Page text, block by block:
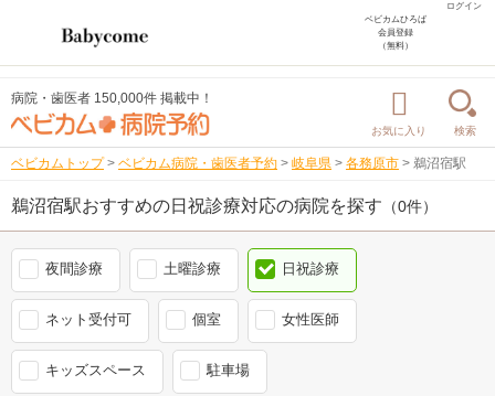
ログイン
ベビカムひろば
会員登録
（無料）
病院・歯医者 150,000件 掲載中！
お気に入り 検索
ベビカムトップ > ベビカム病院・歯医者予約 > 岐阜県 > 各務原市 > 鵜沼宿駅
鵜沼宿駅おすすめの日祝診療対応の病院を探す （0件）
夜間診療 土曜診療 日祝診療
ネット受付可 個室 女性医師
キッズスペース 駐車場